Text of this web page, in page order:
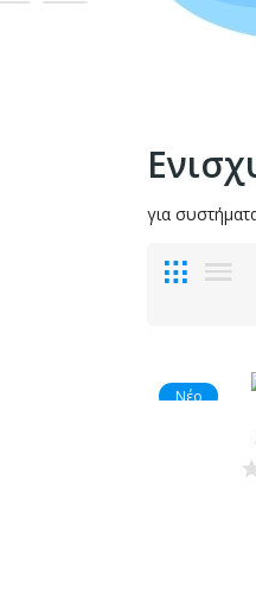
για
Νέο